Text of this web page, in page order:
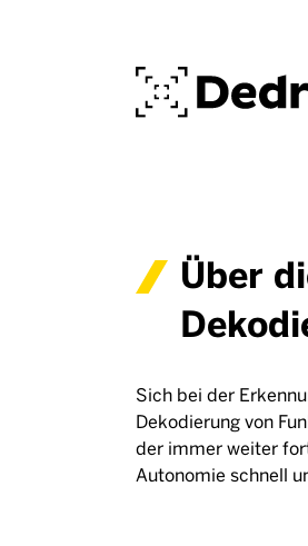
Über
Sich bei der
Dekodierung von
der immer weiter
Autonomie schnell